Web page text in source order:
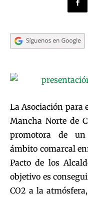
La Asociación para
Mancha Norte de
promotora de un
ámbito comarcal
Pacto de los
objetivo es
CO2 a la